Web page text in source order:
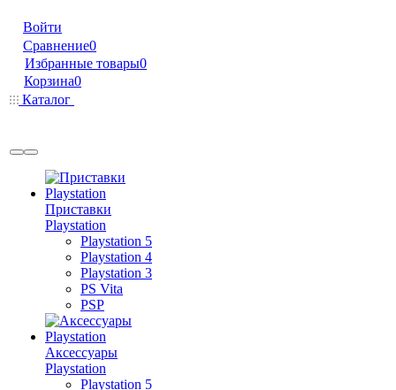
Войти
Сравнение0
Избранные товары0
Корзина0
Каталог
Приставки
Playstation
Playstation 5
Playstation 4
Playstation 3
PS Vita
PSP
Аксессуары
Playstation
Playstation 5